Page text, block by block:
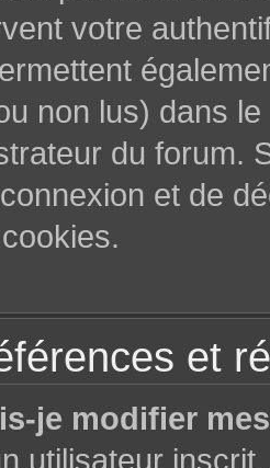
votre
non lus) dans
du forum.
et de
et
je modifier
utilisateur